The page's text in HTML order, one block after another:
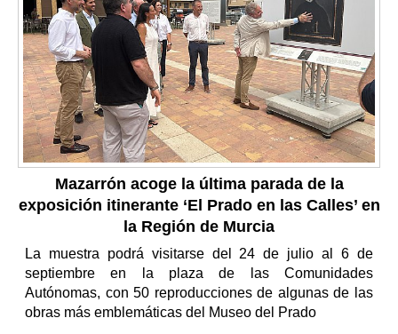
Mazarrón acoge la última parada de la
exposición itinerante ‘El Prado en las Calles’ en
la Región de Murcia
La muestra podrá visitarse del 24 de julio al 6 de
septiembre en la plaza de las Comunidades
Autónomas, con 50 reproducciones de algunas de las
obras más emblemáticas del Museo del Prado